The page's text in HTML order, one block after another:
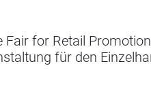
Fair for Retail
für den